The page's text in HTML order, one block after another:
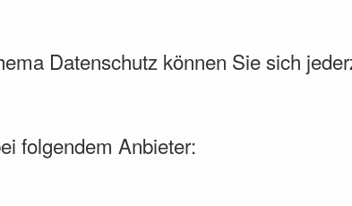
Datenschutz können Sie sich
folgendem Anbieter: